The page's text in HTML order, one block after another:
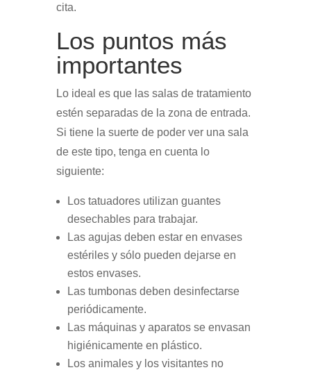
cita.
Los puntos más
importantes
Lo ideal es que las salas de tratamiento
estén separadas de la zona de entrada.
Si tiene la suerte de poder ver una sala
de este tipo, tenga en cuenta lo
siguiente:
Los tatuadores utilizan guantes
desechables para trabajar.
Las agujas deben estar en envases
estériles y sólo pueden dejarse en
estos envases.
Las tumbonas deben desinfectarse
periódicamente.
Las máquinas y aparatos se envasan
higiénicamente en plástico.
Los animales y los visitantes no